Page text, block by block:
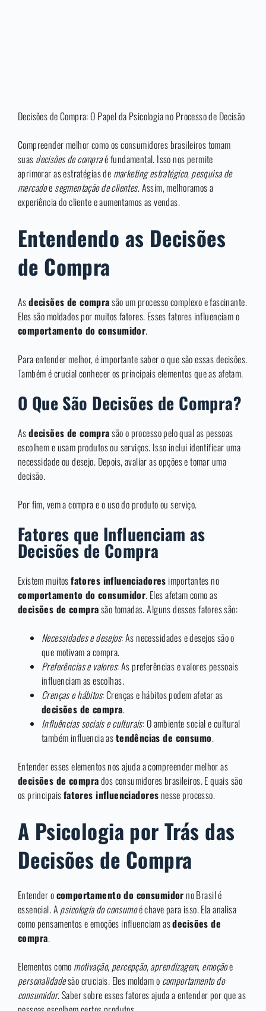
Decisões de Compra: O Papel da Psicologia no Processo de Decisão
Compreender melhor como os consumidores brasileiros tomam
suas decisões de compraé fundamental. Isso nos permite
aprimorar as estratégias de marketing estratégico, pesquisa de
mercadoe segmentação de clientes. Assim, melhoramos a
experiência do cliente e aumentamos as vendas.
Entendendo as Decisões
de Compra
Asdecisões de comprasão um processo complexo e fascinante.
Eles são moldados por muitos fatores. Esses fatores influenciam o
comportamento do consumidor.
Para entender melhor, é importante saber o que são essas decisões.
Também é crucial conhecer os principais elementos que as afetam.
O Que São Decisões de Compra?
Asdecisões de comprasão o processo pelo qual as pessoas
escolhem e usam produtos ou serviços. Isso inclui identificar uma
necessidade ou desejo. Depois, avaliar as opções e tomar uma
decisão.
Por fim, vem a compra e o uso do produto ou serviço.
Fatores que Influenciam as
Decisões de Compra
Existem muitosfatores influenciadores importantes no
comportamento do consumidor. Eles afetam como as
decisões de comprasão tomadas. Alguns desses fatores são:
Necessidades e desejos: As necessidades e desejos são o
que motivam a compra.
Preferências e valores: As preferências e valores pessoais
influenciam as escolhas.
Crenças e hábitos: Crenças e hábitos podem afetar as
decisões de compra.
Influências sociais e culturais: O ambiente social e cultural
também influencia astendências de consumo.
Entender esses elementos nos ajuda a compreender melhor as
decisões de comprados consumidores brasileiros. E quais são
os principaisfatores influenciadoresnesse processo.
A Psicologia por Trás das
Decisões de Compra
Entender ocomportamento do consumidorno Brasil é
essencial. A psicologia do consumoé chave para isso. Ela analisa
como pensamentos e emoções influenciam asdecisões de
compra.
Elementos como motivação, percepção,aprendizagem, emoçãoe
personalidadesão cruciais. Eles moldam o comportamento do
consumidor. Saber sobre esses fatores ajuda a entender por que as